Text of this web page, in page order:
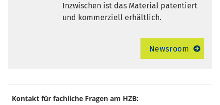
Inzwischen ist das Material patentiert
und kommerziell erhältlich.
Newsroom
Kontakt für fachliche Fragen am HZB: